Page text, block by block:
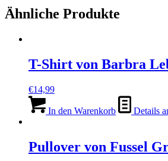
Ähnliche Produkte
T-Shirt von Barbra
€14,99
In den Warenkorb Details
Pullover von Fussel